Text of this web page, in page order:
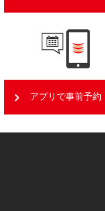
アプリで事前予約